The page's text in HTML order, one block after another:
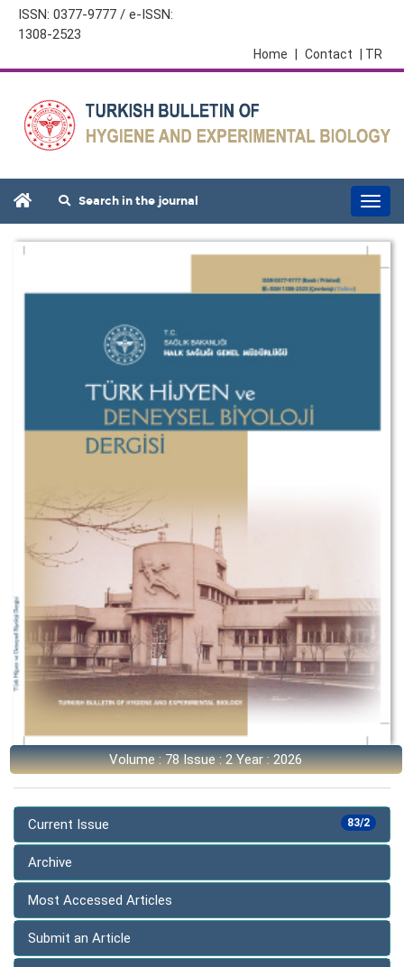
ISSN: 0377-9777 / e-ISSN:
1308-2523
| TR
Contact
Home
Search in the journal
Volume : 78 Issue : 2 Year : 2026
83/2
Current Issue
Archive
Most Accessed Articles
Submit an Article